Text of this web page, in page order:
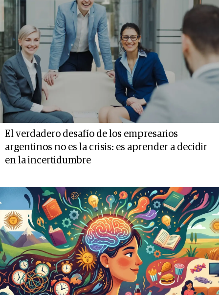
El verdadero desafío de los empresarios
argentinos no es la crisis: es aprender a decidir
en la incertidumbre